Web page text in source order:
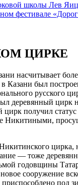
школы Лев
фестивале
ЦИРКЕ
насчитывает
Казани был
русского
деревянный цирк
цирк получил статус
Никитиными,
цирка,
— тоже
годовщины
сооружение
приспособлено под